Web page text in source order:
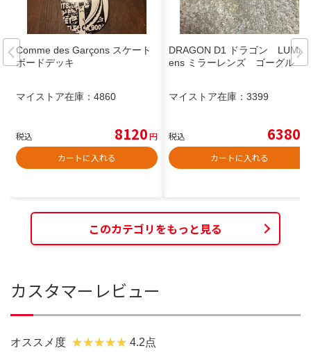
Comme des Garçons スケート
ボードデッキ
マイストア在庫： 4860
税込 8120円
カートに入れる
DRAGON D1 ドラゴン LUMAl
ens ミラーレンズ ゴーグル
マイストア在庫： 3399
税込 6380
カートに入れる
このカテゴリをもっと見る
カスタマーレビュー
オススメ度 4.2点